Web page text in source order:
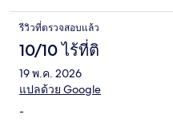
รีวิวที่ตรวจสอบแล้ว
10/10 ไร้ที่ติ
19 พ.ค. 2026
แปลด้วย Google
-